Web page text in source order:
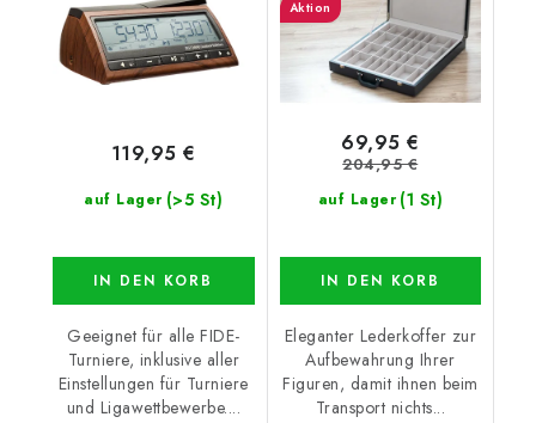
auf Lager (>5 St)
119,95 €
IN DEN KORB
Geeignet für alle FIDE-
Turniere, inklusive aller
Einstellungen für Turniere
und Ligawettbewerbe....
Aktion
auf Lager (1 St)
69,95 €
204,95 €
IN DEN KORB
Eleganter Lederkoffer zur
Aufbewahrung Ihrer
Figuren, damit ihnen beim
Transport nichts...